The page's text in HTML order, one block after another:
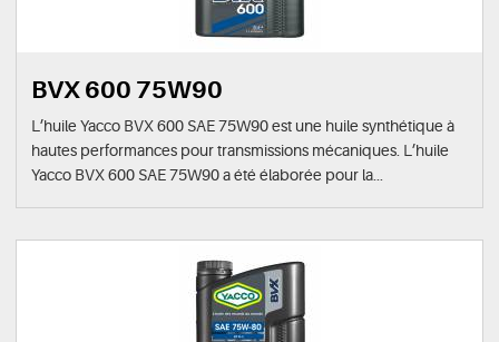
BVX 600 75W90
L’huile Yacco BVX 600 SAE 75W90 est une huile synthétique à
hautes performances pour transmissions mécaniques. L’huile
Yacco BVX 600 SAE 75W90 a été élaborée pour la...